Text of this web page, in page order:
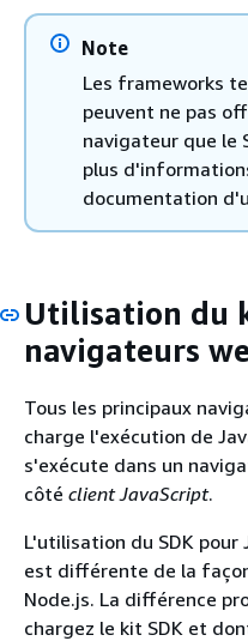
Note
Les frameworks
peuvent ne pas
navigateur que le
plus
documentation
Utilisation du
navigateurs
Tous les principaux
charge l'exécution de
s'exécute dans un
côté client JavaScript.
L'utilisation du SDK pour
est différente de la
Node.js. La différence
chargez le kit SDK et